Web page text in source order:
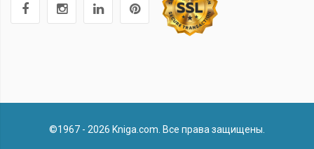
©1967 - 2026 Kniga.com. Все права защищены.